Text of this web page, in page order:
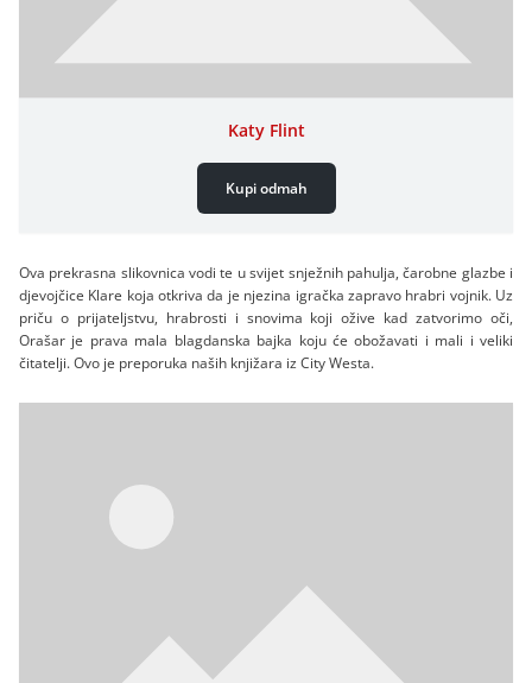
Katy Flint
Kupi odmah
Ova prekrasna slikovnica vodi te u svijet snježnih pahulja, čarobne glazbe i
djevojčice Klare koja otkriva da je njezina igračka zapravo hrabri vojnik. Uz
priču o prijateljstvu, hrabrosti i snovima koji ožive kad zatvorimo oči,
Orašar je prava mala blagdanska bajka koju će obožavati i mali i veliki
čitatelji. Ovo je preporuka naših knjižara iz City Westa.